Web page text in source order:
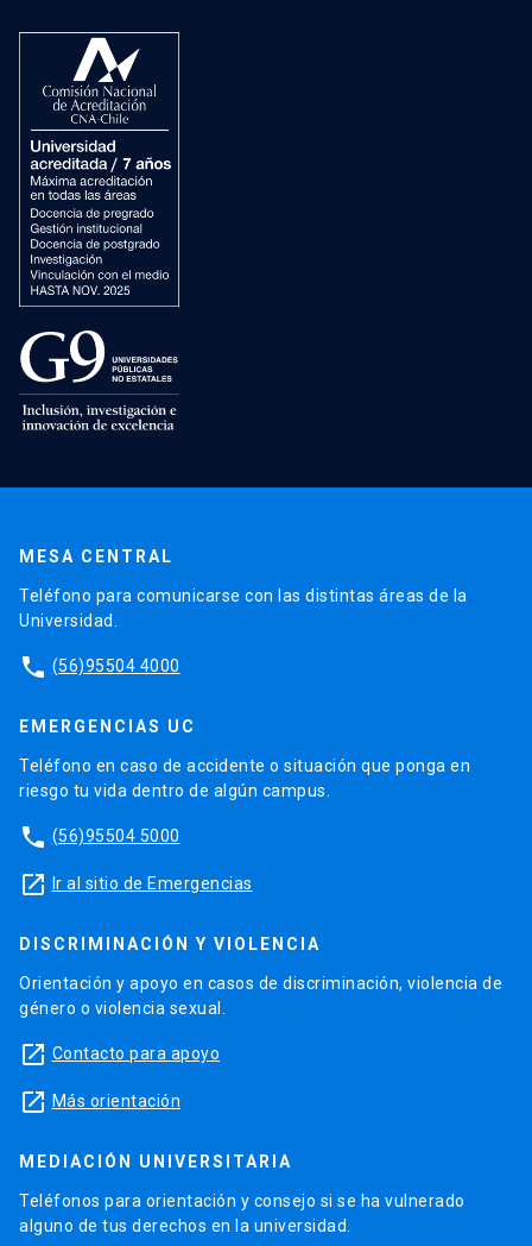
MESA CENTRAL
Teléfono para comunicarse con las distintas áreas de la
Universidad.
phone (56)95504 4000
EMERGENCIAS UC
Teléfono en caso de accidente o situación que ponga en
riesgo tu vida dentro de algún campus.
phone (56)95504 5000
launch Ir al sitio de Emergencias
DISCRIMINACIÓN Y VIOLENCIA
Orientación y apoyo en casos de discriminación, violencia de
género o violencia sexual.
launch Contacto para apoyo
launch Más orientación
MEDIACIÓN UNIVERSITARIA
Teléfonos para orientación y consejo si se ha vulnerado
alguno de tus derechos en la universidad.